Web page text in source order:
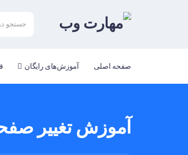
صفحه اصلی آموزش‌های رایگان
آموزش تغییر